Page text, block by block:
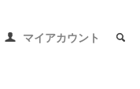
マイアカウント